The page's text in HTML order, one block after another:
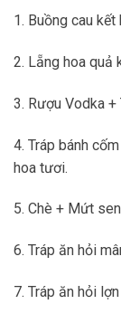
1. Buồng cau kết
2. Lẵng hoa quả
3. Rượu Vodka
4. Tráp bánh
hoa tươi.
5. Chè + Mứt
6. Tráp ăn hỏi
7. Tráp ăn hỏi